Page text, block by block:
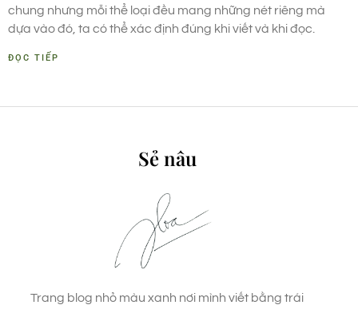
chung nhưng mỗi thể loại đều mang những nét riêng mà
dựa vào đó, ta có thể xác định đúng khi viết và khi đọc.
ĐỌC TIẾP
Sẻ nâu
Trang blog nhỏ màu xanh nơi mình viết bằng trái